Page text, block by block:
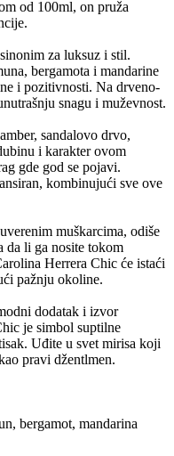
od 100ml, on pruža
za luksuz i stil.
bergamota i mandarine
i pozitivnosti. Na drveno-
snagu i muževnost.
sandalovo drvo,
i karakter ovom
gde god se pojavi.
kombinujući sve ove
muškarcima, odiše
da li ga nosite tokom
Herrera Chic će istaći
pažnju okoline.
dodatak i izvor
je simbol suptilne
Uđite u svet mirisa koji
pravi džentlmen.
bergamot, mandarina